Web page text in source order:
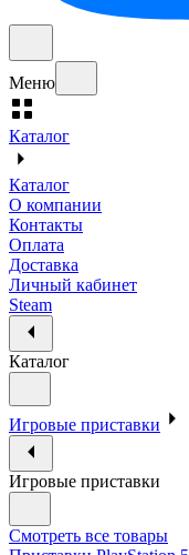
Меню
Каталог
Каталог
О компании
Контакты
Оплата
Доставка
Личный кабинет
Steam
Каталог
Игровые приставки
Игровые приставки
Смотреть все товары